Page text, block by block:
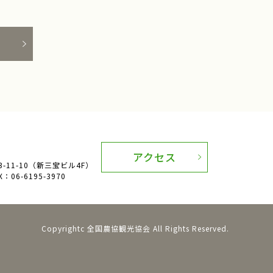
11-10（新三宝ビル4F）
：06-6195-3970
アクセス
Copyrightc 全国農協観光協会 All Rights Reserved.